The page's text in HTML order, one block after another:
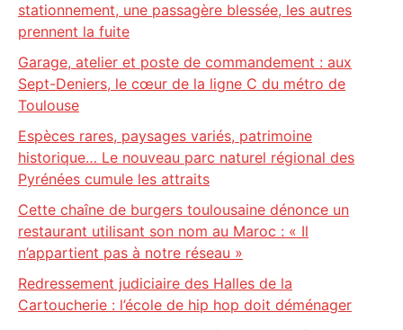
stationnement, une passagère blessée, les autres
prennent la fuite
Garage, atelier et poste de commandement : aux
Sept-Deniers, le cœur de la ligne C du métro de
Toulouse
Espèces rares, paysages variés, patrimoine
historique… Le nouveau parc naturel régional des
Pyrénées cumule les attraits
Cette chaîne de burgers toulousaine dénonce un
restaurant utilisant son nom au Maroc : « Il
n’appartient pas à notre réseau »
Redressement judiciaire des Halles de la
Cartoucherie : l’école de hip hop doit déménager